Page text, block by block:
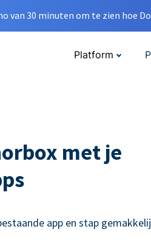
van 30 minuten om te zien hoe
Platform
met je
app en stap